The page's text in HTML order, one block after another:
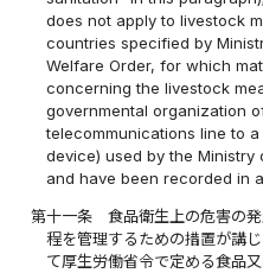
does not apply to livestock
countries specified by
Welfare Order, for which
concerning the livestock
governmental organization
telecommunications line to
device) used by the Ministry
and have been recorded in
第十一条
食品衛生上の危害の
程を管理するための措置が講
て厚生労働省令で定める食品